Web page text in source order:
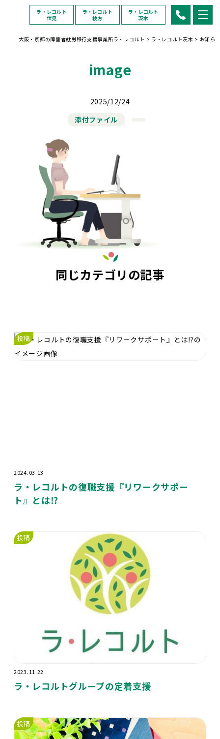
ラ・レコルト
伏見
ラ・レコルト
枚方
ラ・レコルト
茨木
大阪・京都の障害者就労移行支援事業所ラ・レコルト > ラ・レコルト茨木 > お知ら
image
2025/12/24
添付ファイル
同じカテゴリの記事
投稿
2024.03.13
ラ・レコルトの復職支援『リワークサポー
ト』とは⁉️
投稿
2023.11.22
ラ・レコルトグループの定着支援
投稿